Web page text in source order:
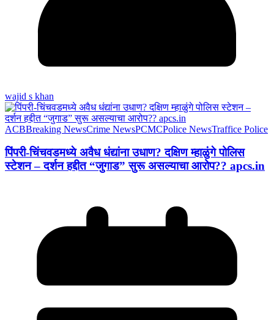
wajid s khan
ACBBreaking NewsCrime NewsPCMCPolice NewsTraffice Police
पिंपरी-चिंचवडमध्ये अवैध धंद्यांना उधाण? दक्षिण म्हाळुंगे पोलिस
स्टेशन – दर्शन हद्दीत “जुगाड” सुरू असल्याचा आरोप?? apcs.in